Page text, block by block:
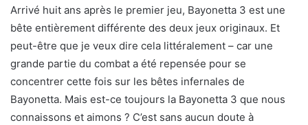
Arrivé huit ans après le premier jeu, Bayonetta 3 est une
bête entièrement différente des deux jeux originaux. Et
peut-être que je veux dire cela littéralement – ​​car une
grande partie du combat a été repensée pour se
concentrer cette fois sur les bêtes infernales de
Bayonetta. Mais est-ce toujours la Bayonetta 3 que nous
connaissons et aimons ? C’est sans aucun doute à